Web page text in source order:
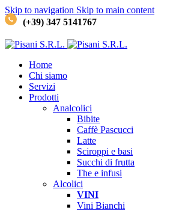
Skip to navigation Skip to main content
(+39) 347 5141767
Home
Chi siamo
Servizi
Prodotti
Analcolici
Bibite
Caffè Pascucci
Latte
Sciroppi e basi
Succhi di frutta
The e infusi
Alcolici
VINI
Vini Bianchi